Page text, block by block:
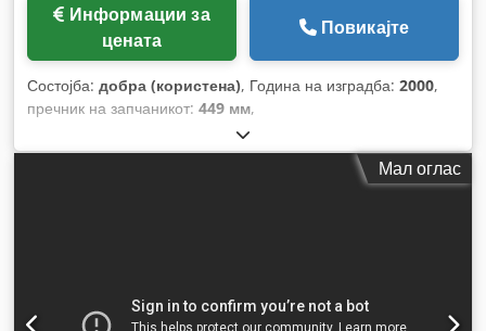
цената
Повикајте
Состојба: добра (користена), Година на изградба: 2000,
пречник на запчаникот: 449 мм,
Мал оглас